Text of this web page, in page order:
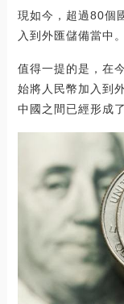
現如今，超過80個
入到外匯儲備當中。
值得一提的是，在
始將人民幣加入到
中國之間已經形成